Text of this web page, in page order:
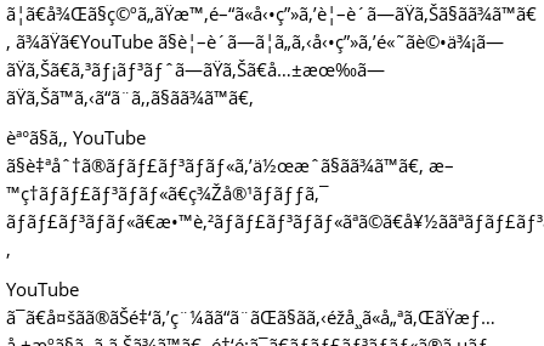
ã¦ã€å¾Œã§ç©ºã„ãŸæ™‚é–“ã«å‹•ç”»ã‚’è¦–è´ã—ãŸã‚Šã§ãã¾ã™ã€
‚ ã¾ãŸã€YouTube ã§è¦–è´ã—ã¦ã„ã‚‹å‹•ç”»ã‚’é«˜ãè©•ä¾¡ã—
ãŸã‚Šã€ã‚³ãƒ¡ãƒ³ãƒˆã—ãŸã‚Šã€å…±æœ‰ã—
ãŸã‚Šã™ã‚‹ã“ã¨ã‚‚ã§ãã¾ã™ã€‚
èª°ã§ã‚‚ YouTube
ã§è‡ªåˆ†ã®ãƒãƒ£ãƒ³ãƒãƒ«ã‚’ä½œæˆã§ãã¾ã™ã€‚ æ–
™ç†ãƒãƒ£ãƒ³ãƒãƒ«ã€ç¾Žå®¹ãƒãƒƒã‚¯
‚
YouTube
ã¯ã€å¤šãã®ãŠé‡‘ã‚’ç¨¼ãã“ã¨ãŒã§ãã‚‹éžå¸¸ã«å„ªã‚ŒãŸæƒ…